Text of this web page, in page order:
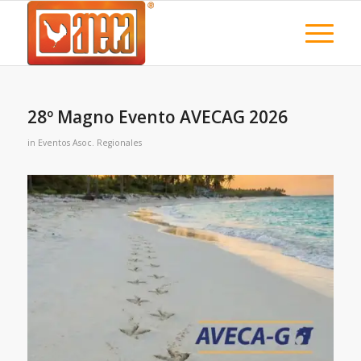
28º Magno Evento AVECAG 2026
in Eventos Asoc. Regionales